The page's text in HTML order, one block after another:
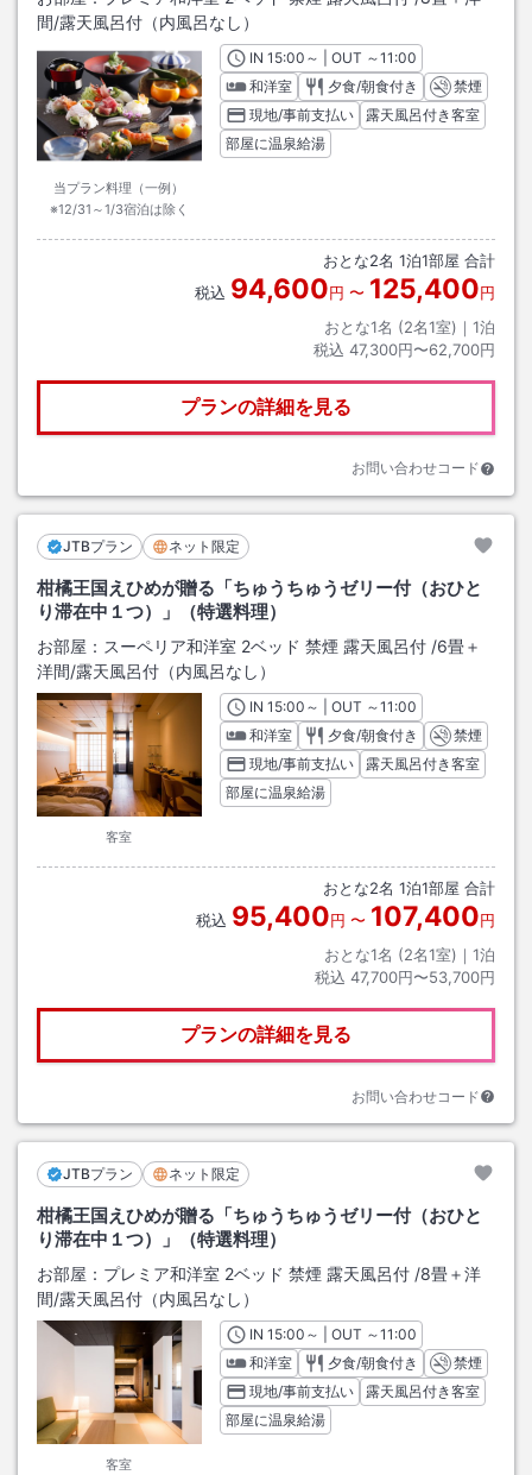
間/露天風呂付（内風呂なし）
当プラン料理（一例）
※12/31～1/3宿泊は除く
INチェックイン
15:00 ～ | OUT チェックアウト
～11:00
和洋室
夕食/朝食付き
禁煙
現地/事前支払い
露天風呂付き客室
部屋に温泉給湯
おとな2名 1泊1部屋 合計
税込 94,600円 〜 125,400円
おとな1名 (2名1室)｜ 1泊
税込 47,300円〜62,700円
プランの詳細を見る
お問い合わせコード
JTBプラン ネット限定
柑橘王国えひめが贈る「ちゅうちゅうゼリー付（おひと
り滞在中１つ）」（特選料理）
お部屋： スーペリア和洋室 2ベッド 禁煙 露天風呂付 /6畳＋
洋間/露天風呂付（内風呂なし）
客室
INチェックイン
15:00 ～ | OUT チェックアウト
～11:00
和洋室
夕食/朝食付き
禁煙
現地/事前支払い
露天風呂付き客室
部屋に温泉給湯
おとな2名 1泊1部屋 合計
税込 95,400円 〜 107,400円
おとな1名 (2名1室)｜ 1泊
税込 47,700円〜53,700円
プランの詳細を見る
お問い合わせコード
JTBプラン ネット限定
柑橘王国えひめが贈る「ちゅうちゅうゼリー付（おひと
り滞在中１つ）」（特選料理）
お部屋： プレミア和洋室 2ベッド 禁煙 露天風呂付 /8畳＋洋
間/露天風呂付（内風呂なし）
客室
INチェックイン
15:00 ～ | OUT チェックアウト
～11:00
和洋室
夕食/朝食付き
禁煙
現地/事前支払い
露天風呂付き客室
部屋に温泉給湯